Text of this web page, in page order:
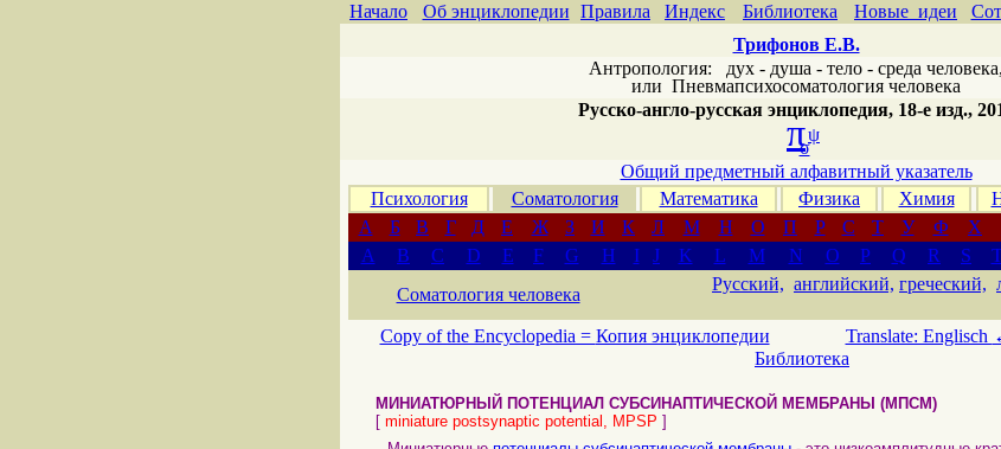
Начало Об энциклопедии Правила Индекс Библиотека Новые идеи
Трифонов Е.В.
Антропология: дух - душа - тело - среда человека,
или Пневмапсихосоматология человека
Русско-англо-русская энциклопедия, 18-е изд.,
πψ
σ
Общий предметный алфавитный указатель
Психология
Соматология Математика Физика Химия
А
Б В Г Д Е Ж З И К Л М Н О П Р С Т У Ф Х
A
B C D E F G H I J K L M N O P Q R S
Соматология человека
Русский, английский, греческий,
Copy of the Encyclopedia = Копия энциклопедии Translate: Englisch
Библиотека
МИНИАТЮРНЫЙ ПОТЕНЦИАЛ СУБСИНАПТИЧЕСКОЙ МЕМБРАНЫ (МПСМ)
[ miniature postsynaptic potential, MPSP ]